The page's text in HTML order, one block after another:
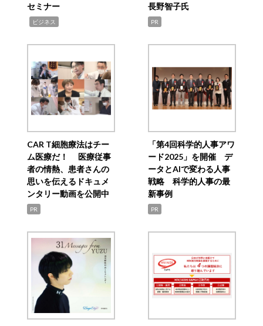
セミナー
ビジネス
長野智子氏
PR
CAR T細胞療法はチー
ム医療だ！ 医療従事
者の情熱、患者さんの
思いを伝えるドキュメ
ンタリー動画を公開中
PR
「第4回科学的人事アワ
ード2025」を開催 デ
ータとAIで変わる人事
戦略 科学的人事の最
新事例
PR